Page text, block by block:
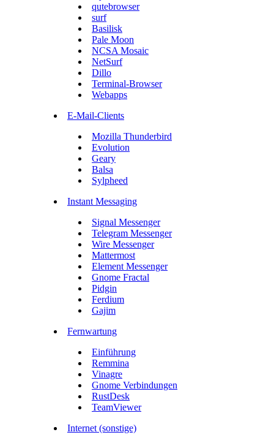
qutebrowser
surf
Basilisk
Pale Moon
NCSA Mosaic
NetSurf
Dillo
Terminal-Browser
Webapps
E-Mail-Clients
Mozilla Thunderbird
Evolution
Geary
Balsa
Sylpheed
Instant Messaging
Signal Messenger
Telegram Messenger
Wire Messenger
Mattermost
Element Messenger
Gnome Fractal
Pidgin
Ferdium
Gajim
Fernwartung
Einführung
Remmina
Vinagre
Gnome Verbindungen
RustDesk
TeamViewer
Internet (sonstige)